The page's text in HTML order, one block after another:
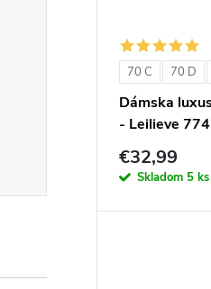
70 C 70 D
Dámska
- Leilieve
€32,99
Skladom 5 ks